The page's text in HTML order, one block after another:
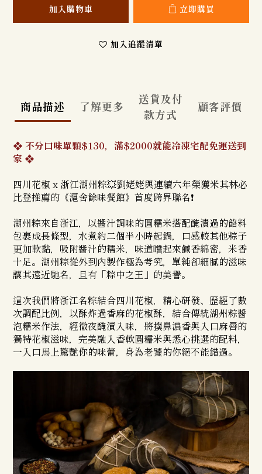
加入購物車 立即購買
加入追蹤清單
商品描述 了解更多
送貨及付
款方式
顧客評價
❖ 不分口味單顆$130，滿$2000就能冷凍宅配免運送到
家 ❖
四川花椒 x 浙江湖州粽💥劉姥姥與連續六年榮獲米其林必
比登推薦的《滬舍餘味餐館》首度跨界聯名❗️
湖州粽來自浙江，以醬汁調味的圓糯米搭配醃漬過的餡料
包裹成長條型，水煮約二個半小時起鍋，口感較其他粽子
更加軟黏， 吸附醬汁的糯米，味道嚐起來鹹香綿密，米香
十足。湖州粽從外到內製作極為考究，單純卻細膩的滋味
讓其遠近馳名，且有「粽中之王」的美譽。
這次我們將浙江名粽結合四川花椒，精心研發、歷經了數
次調配比例，以酥炸過香麻的花椒酥，結合傳統湖州粽醬
泡糯米作法，經徹夜醃漬入味，將撲鼻濃香與入口麻唇的
獨特花椒滋味，完美融入香軟圓糯米與悉心挑選的配料，
一入口馬上驚艷你的味蕾，身為老饕的你絕不能錯過。